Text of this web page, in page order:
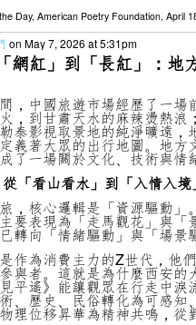
Day, American Poetry Foundation, April
on May 7, 2026 at 5:31pm
網紅」到「長紅」：地
，中國旅遊市場經歷了一場
，到甘肅天水的麻辣燙熱
泰影視取景地的純淨曠遠，
義著大眾的出行地圖。地
了一場關於文化、技術與情
「看山看水」到「入情入境
，核心邏輯是「資源驅動」
要表現為「走馬觀花」與
轉向「情緒驅動」與「場景
作為消費主力的Z世代，他
與者。這就是為什麼西安的
平遙》能讓觀眾在行走中
、歷史、民俗轉化為可感
理位移昇華為精神共鳴，